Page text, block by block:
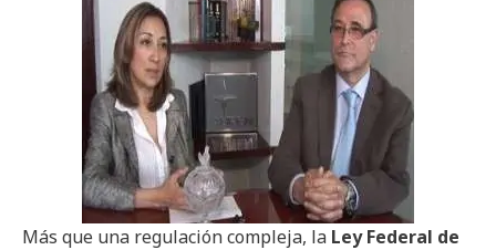
Más que una regulación compleja, la Ley Federal de